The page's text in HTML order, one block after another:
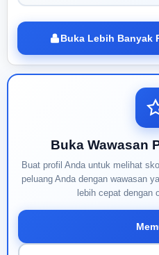
Buka Lebih Banyak
Buka Wawasan
Buat profil Anda untuk melihat
peluang Anda dengan wawasan
lebih cepat dengan